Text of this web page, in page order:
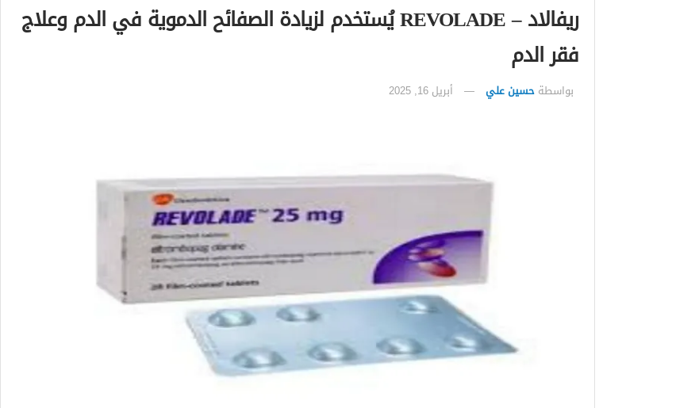
ريفالاد – REVOLADE يُستخدم لزيادة الصفائح الدموية في الدم وعلاج
فقر الدم
بواسطة حسين علي أبريل 16, 2025